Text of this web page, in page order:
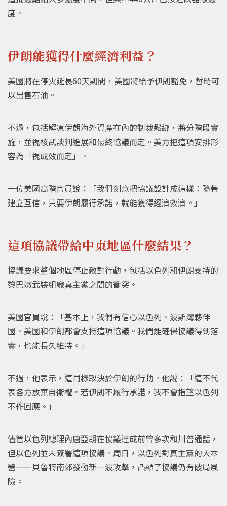
度。
伊朗能獲得什麼經濟利益？
美國將在停火延長60天期間，美國將給予伊朗豁免，暫時可
以出售石油。
不過，包括解凍伊朗海外資產在內的制裁鬆綁，將分階段實
施，並視核武談判進展和最終協議而定。美方把這項安排形
容為「視成效而定」。
一位美國高階官員說：「我們刻意把協議設計成這樣：隨著
建立互信，只要伊朗履行承諾，就能獲得經濟救濟。」
這項協議帶給中東地區什麼結果？
協議要求整個地區停止敵對行動，包括以色列和伊朗支持的
黎巴嫩武裝組織真主黨之間的衝突。
美國官員說：「基本上，我們有信心以色列、波斯灣夥伴
國、美國和伊朗都會支持這項協議。我們能確保協議得到落
實，也能長久維持。」
不過，他表示，這同樣取決於伊朗的行動。他說：「這不代
表各方放棄自衛權。若伊朗不履行承諾，我不會指望以色列
不作回應。」
儘管以色列總理內唐亞胡在協議達成前曾多次和川普通話，
但以色列並未簽署這項協議。周日，以色列對真主黨的大本
營——貝魯特南郊發動新一波攻擊，凸顯了協議仍有破局風
險。